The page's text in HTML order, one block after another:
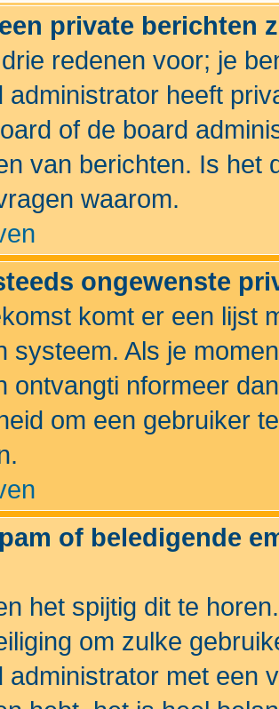
private berichten
redenen voor; je
administrator heeft
of de board
van berichten. Is het
waarom.
ongewenste
komt er een lijst
systeem. Als je
ontvangti nformeer
om een gebruiker
of beledigende
het spijtig dit te
om zulke
administrator met een